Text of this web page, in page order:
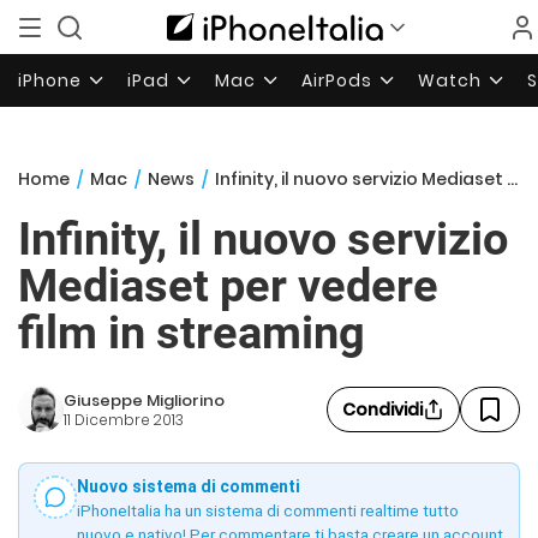
iPhone iPad Mac AirPods Watch
Home / Mac / News / Infinity, il nuovo servizio Mediaset per vedere film in streaming
Infinity, il nuovo servizio
Mediaset per vedere
film in streaming
Giuseppe Migliorino
11 Dicembre 2013 Condividi
Nuovo sistema di commenti
iPhoneItalia ha un sistema di commenti realtime tutto